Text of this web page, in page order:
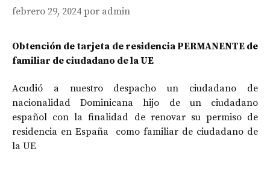
febrero 29, 2024 por admin
Obtención de tarjeta de residencia PERMANENTE de
familiar de ciudadano de la UE
Acudió a nuestro despacho un ciudadano de
nacionalidad Dominicana hijo de un ciudadano
español con la finalidad de renovar su permiso de
residencia en España como familiar de ciudadano de
la UE